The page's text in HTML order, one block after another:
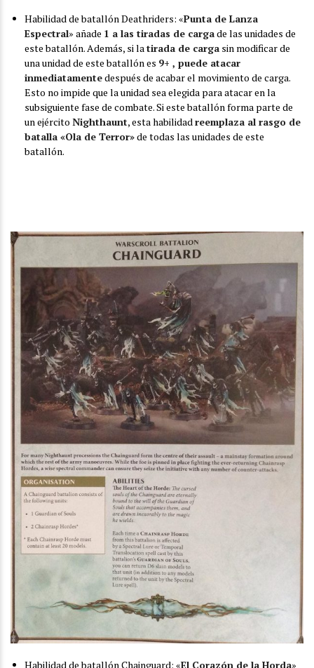
Habilidad de batallón Deathriders: «Punta de Lanza
Espectral» añade 1 a las tiradas de cargade las unidades de
este batallón. Además, si la tirada de carga sin modificar de
una unidad de este batallón es 9+ , puede atacar
inmediatamentedespués de acabar el movimiento de carga.
Esto no impide que la unidad sea elegida para atacar en la
subsiguiente fase de combate. Si este batallón forma parte de
un ejército Nighthaunt, esta habilidad reemplaza al rasgo de
batalla «Ola de Terror»de todas las unidades de este
batallón.
Habilidad de batallón Chainguard: «El Corazón de la Horda»